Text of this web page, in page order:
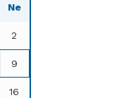
Ne
2
9
16